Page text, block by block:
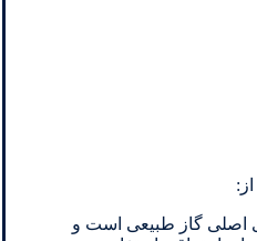
اصلی گاز طبیعی است و